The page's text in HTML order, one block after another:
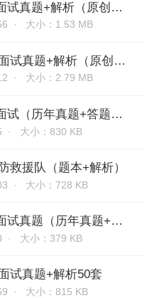
2015-2024海事系统面试真题+解析（原创解析42套）
· 大小：1.53 MB
2020~2024安徽省考面试真题+解析（原创解析52套）
· 大小：2.79 MB
2019-2024国考边检面试（历年真题+答题示范）
· 大小：830 KB
救援队（题本+解析）
· 大小：728 KB
2020-2024银保监会面试真题（历年真题+答题示范）
· 大小：379 KB
试真题+解析50套
· 大小：815 KB